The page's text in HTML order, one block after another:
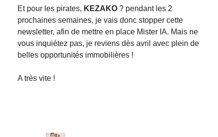
Et pour les pirates, KEZAKO ? pendant les 2
prochaines semaines, je vais donc stopper cette
newsletter, afin de mettre en place Mister IA. Mais ne
vous inquiétez pas, je reviens dès avril avec plein de
belles opportunités immobilières !
A très vite !